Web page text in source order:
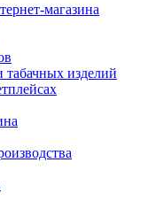
магазина
табачных изделий